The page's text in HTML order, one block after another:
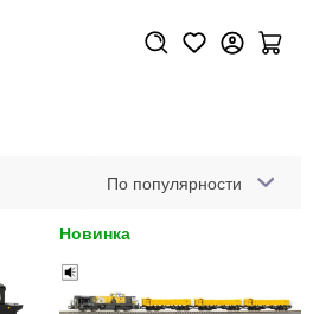
По популярности